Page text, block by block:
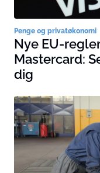
Penge og privatøkonomi
Nye EU-
Mastercard:
dig